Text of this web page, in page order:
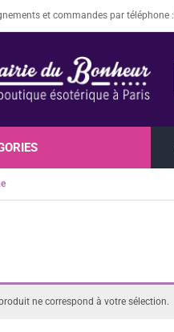
et commandes par téléphone :
ne correspond à votre sélection.